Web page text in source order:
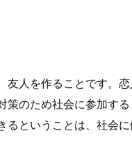
人を作ることです。
のため社会に参加す
るということは、社会